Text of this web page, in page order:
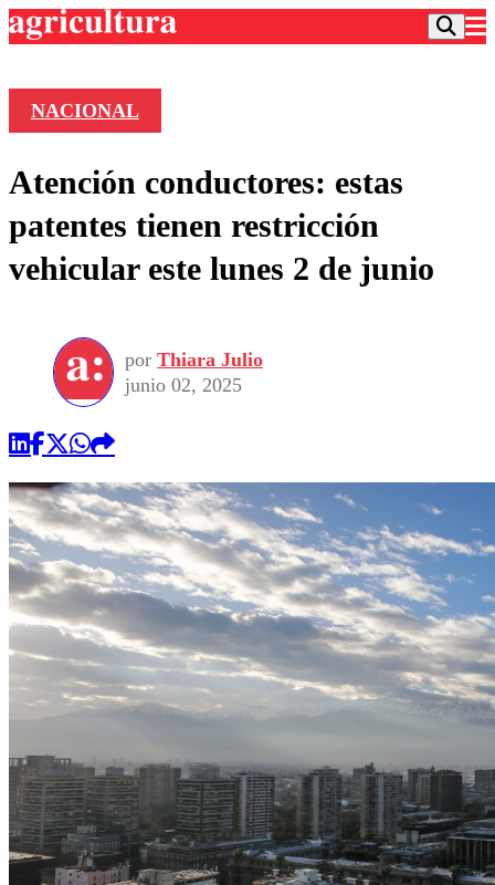
Frecuencias
Agricultura TV
Deportes
Colo Colo
Seleccion Chilena
Torneo Internacional
Universidad de Chile
Entretención
Economía
Internacional
Sustentabilidad
Publicaciones en medios
Opinión
NACIONAL
Atención conductores: estas
patentes tienen restricción
vehicular este lunes 2 de junio
por Thiara Julio
junio 02, 2025